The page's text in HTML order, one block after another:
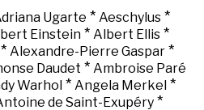
Ugarte * Aeschylus *
Einstein* Albert Ellis*
* Alexandre-Pierre Gaspar *
Daudet * Ambroise Paré
Warhol * Angela Merkel *
de Saint-Exupéry *